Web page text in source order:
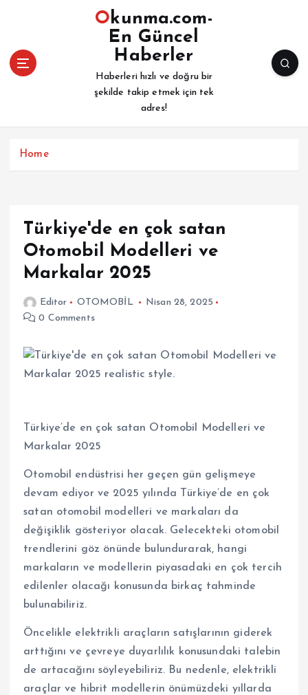
Okunma.com-
En Güncel
Haberler
Haberleri hızlı ve doğru bir
şekilde takip etmek için tek
adres!
Home
Türkiye'de en çok satan
Otomobil Modelleri ve
Markalar 2025
Editor OTOMOBİL
Nisan 28, 2025
0 Comments
Türkiye’de en çok satan Otomobil Modelleri ve
Markalar 2025
Otomobil endüstrisi her geçen gün gelişmeye
devam ediyor ve 2025 yılında Türkiye’de en çok
satan otomobil modelleri ve markaları da
değişiklik gösteriyor olacak. Gelecekteki otomobil
trendlerini göz önünde bulundurarak, hangi
markaların ve modellerin piyasadaki en çok tercih
edilenler olacağı konusunda birkaç tahminde
bulunabiliriz.
Öncelikle elektrikli araçların satışlarının giderek
arttığını ve çevreye duyarlılık konusundaki talebin
de artacağını söyleyebiliriz. Bu nedenle, elektrikli
araçlar ve hibrit modellerin önümüzdeki yıllarda